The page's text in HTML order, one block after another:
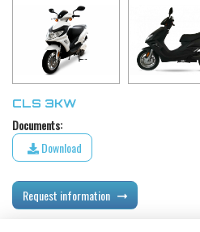
CLS 3KW
Documents:
Download
Request information